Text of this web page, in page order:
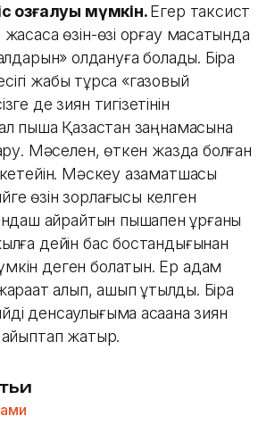
қозғалуы мүмкін.Егер таксист
өзін-өзі қорғау мақсатында
қолдануға болады. Бірақ
жабық тұрса «газовый
де зиян тигізетінін
пышақ Қазақстан заңнамасына
Мәселен, өткен жазда болған
кетейін. Мәскеу азаматшасы
өзін зорлағысы келген
қайрайтын пышақпен ұрғаны
дейін бас бостандығынан
деген болатын. Ер адам
алып, қашып құтылды. Бірақ
денсаулығыма қасақана зиян
айыптап жатыр.